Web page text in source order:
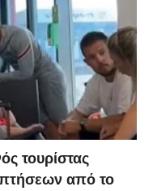
τουρίστας
πτήσεων από το